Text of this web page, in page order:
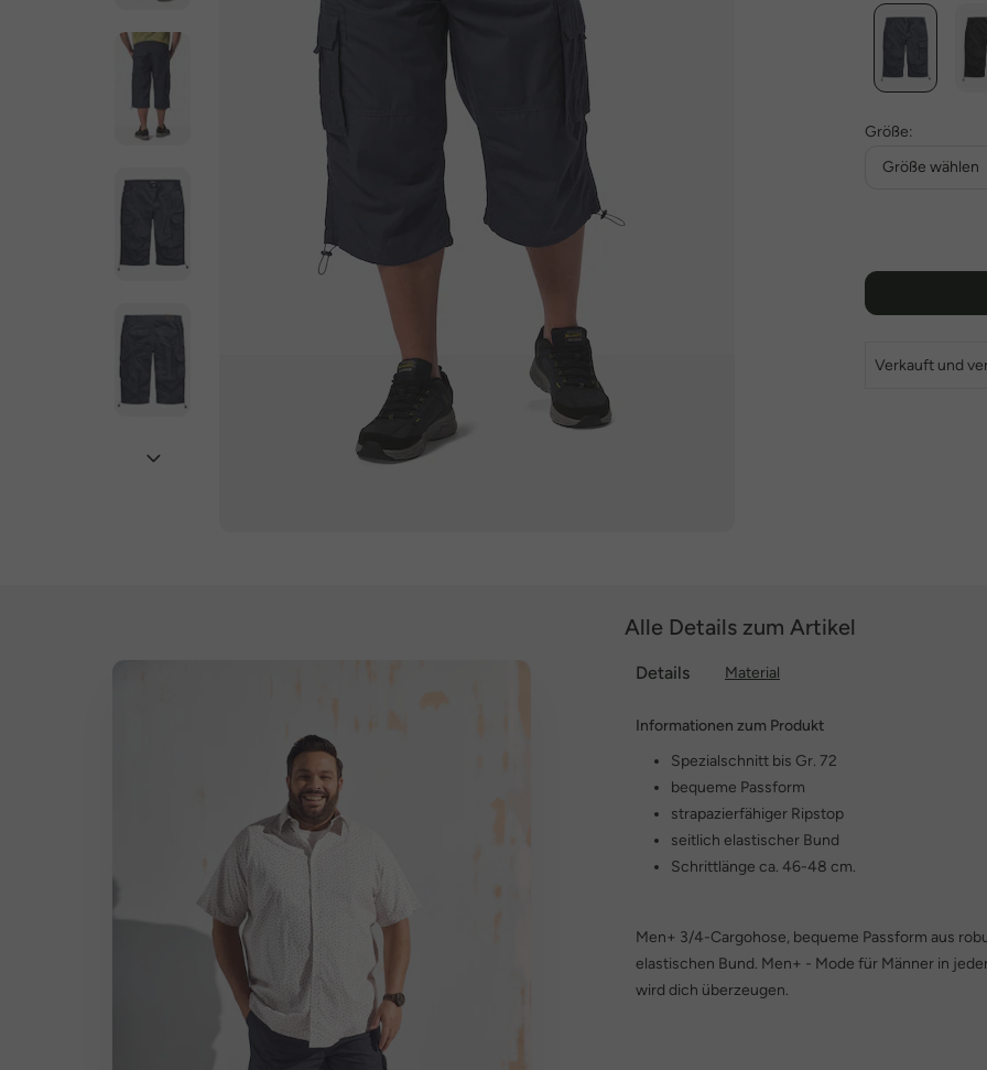
Größe:
Größe wählen
Verkauft und
Alle Details zum Artikel
Details Material
Informationen zum Produkt
Spezialschnitt bis Gr. 72
bequeme Passform
strapazierfähiger Ripstop
seitlich elastischer Bund
Schrittlänge ca. 46-48 cm.
Men+ 3/4-Cargohose, bequeme Passform aus
elastischen Bund. Men+ - Mode für Männer in
wird dich überzeugen.